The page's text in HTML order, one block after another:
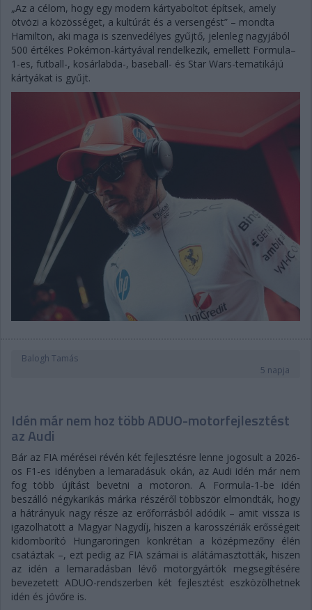
„Az a célom, hogy egy modern kártyaboltot építsek, amely
ötvözi a közösséget, a kultúrát és a versengést” – mondta
Hamilton, aki maga is szenvedélyes gyűjtő, jelenleg nagyjából
500 értékes Pokémon-kártyával rendelkezik, emellett Formula–
1-es, futball-, kosárlabda-, baseball- és Star Wars-tematikájú
kártyákat is gyűjt.
Balogh Tamás
5 napja
Idén már nem hoz több ADUO-motorfejlesztést
az Audi
Bár az FIA mérései révén két fejlesztésre lenne jogosult a 2026-
os F1-es idényben a lemaradásuk okán, az Audi idén már nem
fog több újítást bevetni a motoron. A Formula-1-be idén
beszálló négykarikás márka részéről többször elmondták, hogy
a hátrányuk nagy része az erőforrásból adódik – amit vissza is
igazolhatott a Magyar Nagydíj, hiszen a karosszériák erősségeit
kidomborító Hungaroringen konkrétan a középmezőny élén
csatáztak –, ezt pedig az FIA számai is alátámasztották, hiszen
az idén a lemaradásban lévő motorgyártók megsegítésére
bevezetett ADUO-rendszerben két fejlesztést eszközölhetnek
idén és jövőre is.